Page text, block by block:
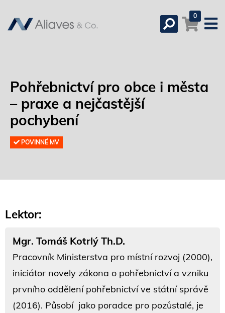
0
Pohřebnictví pro obce i města
– praxe a nejčastější
pochybení
POVINNÉ MV
Lektor:
Mgr. Tomáš Kotrlý Th.D.
Pracovník Ministerstva pro místní rozvoj (2000),
iniciátor novely zákona o pohřebnictví a vzniku
prvního oddělení pohřebnictví ve státní správě
(2016). Působí jako poradce pro pozůstalé, je